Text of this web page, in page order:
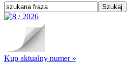
Kup aktualny numer »